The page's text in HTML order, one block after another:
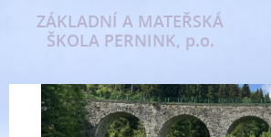
ZÁKLADNÍ A MATEŘSKÁ
ŠKOLA PERNINK, p.o.